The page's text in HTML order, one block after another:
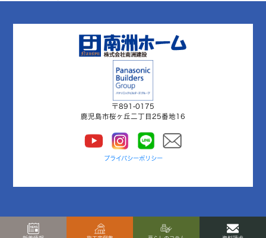
〒891-0175
鹿児島市桜ヶ丘二丁目25番地16
プライバシーポリシー